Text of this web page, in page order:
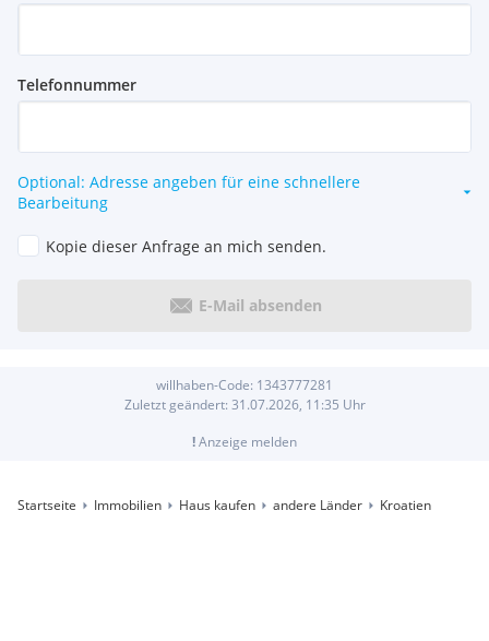
Telefonnummer
Optional: Adresse angeben für eine schnellere
Bearbeitung
Kopie dieser Anfrage an mich senden.
E-Mail absenden
willhaben-Code: 1343777281
Zuletzt geändert: 31.07.2026, 11:35 Uhr
!Anzeige melden
Startseite Immobilien Haus kaufen andere Länder Kroatien